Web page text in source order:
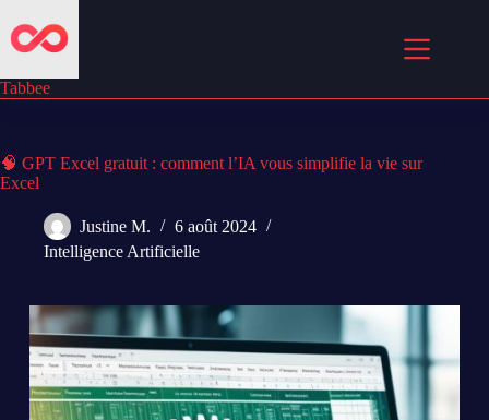
au
contenu
Tabbee
🧠 GPT Excel gratuit : comment l’IA vous simplifie la vie sur
Excel
Justine M.
6 août 2024
Intelligence Artificielle